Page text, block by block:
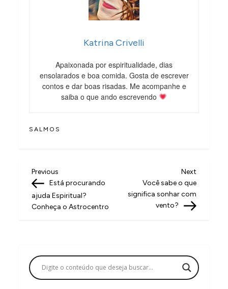
Katrina Crivelli
Apaixonada por espiritualidade, dias
ensolarados e boa comida. Gosta de escrever
contos e dar boas risadas. Me acompanhe e
saiba o que ando escrevendo
SALMOS
N
a
v
a
ç
Previous
Post
Previous
Está procurando
ajuda Espiritual?
Conheça o Astrocentro
Next
Post
Next
Você sabe o que
significa sonhar com
vento?